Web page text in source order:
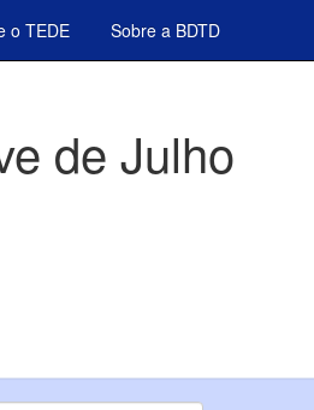
o TEDE Sobre a BDTD
de Julho